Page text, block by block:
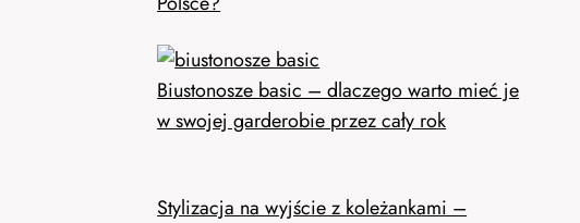
Biustonosze basic – dlaczego warto mieć je
w swojej garderobie przez cały rok
Stylizacja na wyjście z koleżankami –